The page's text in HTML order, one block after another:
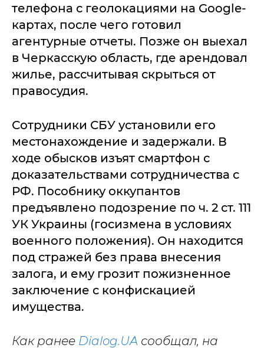
телефона с геолокациями на Google-
картах, после чего готовил
агентурные отчеты. Позже он выехал
в Черкасскую область, где арендовал
жилье, рассчитывая скрыться от
правосудия.
Сотрудники СБУ установили его
местонахождение и задержали. В
ходе обысков изъят смартфон с
доказательствами сотрудничества с
РФ. Пособнику оккупантов
предъявлено подозрение по ч. 2 ст. 111
УК Украины (госизмена в условиях
военного положения). Он находится
под стражей без права внесения
залога, и ему грозит пожизненное
заключение с конфискацией
имущества.
Как ранее Dialog.UA сообщал, на